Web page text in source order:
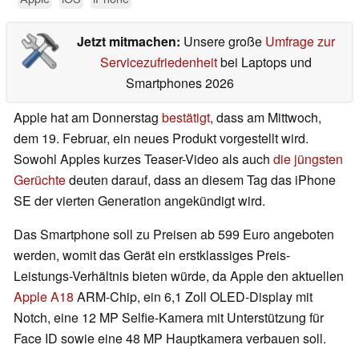
Jetzt mitmachen: Unsere große Umfrage zur
Servicezufriedenheitbei Laptops und
Smartphones 2026
Apple hat am Donnerstag bestätigt, dass am Mittwoch,
dem 19. Februar, ein neues Produkt vorgestellt wird.
Sowohl Apples kurzes Teaser-Video als auch die jüngsten
Gerüchtedeuten darauf, dass an diesem Tag das iPhone
SE der vierten Generation angekündigt wird.
Das Smartphone soll zu Preisen ab 599 Euro angeboten
werden, womit das Gerät ein erstklassiges Preis-
Leistungs-Verhältnis bieten würde, da Apple den aktuellen
Apple A18 ARM-Chip, ein 6,1 Zoll OLED-Display mit
Notch, eine 12 MP Selfie-Kamera mit Unterstützung für
Face ID sowie eine 48 MP Hauptkamera verbauen soll.